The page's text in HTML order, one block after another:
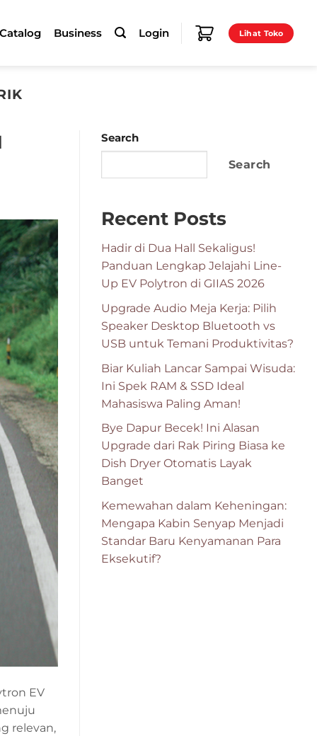
Business Login Lihat Toko
EV
relevan,
Search
Search
Recent Posts
Hadir di Dua Hall Sekaligus!
Panduan Lengkap Jelajahi Line-
Up EV Polytron di GIIAS 2026
Upgrade Audio Meja Kerja: Pilih
Speaker Desktop Bluetooth vs
USB untuk Temani Produktivitas?
Biar Kuliah Lancar Sampai Wisuda:
Ini Spek RAM & SSD Ideal
Mahasiswa Paling Aman!
Bye Dapur Becek! Ini Alasan
Upgrade dari Rak Piring Biasa ke
Dish Dryer Otomatis Layak
Banget
Kemewahan dalam Keheningan:
Mengapa Kabin Senyap Menjadi
Standar Baru Kenyamanan Para
Eksekutif?